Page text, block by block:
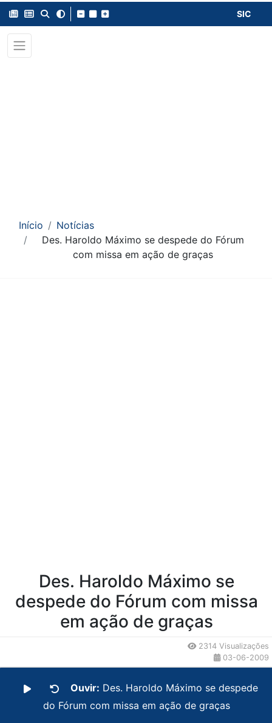
SIC
Início
Notícias
Des. Haroldo Máximo se despede do Fórum
com missa em ação de graças
Des. Haroldo Máximo se
despede do Fórum com missa
em ação de graças
2314 Visualizações
03-06-2009
Ouvir: Des. Haroldo Máximo se despede
do Fórum com missa em ação de graças